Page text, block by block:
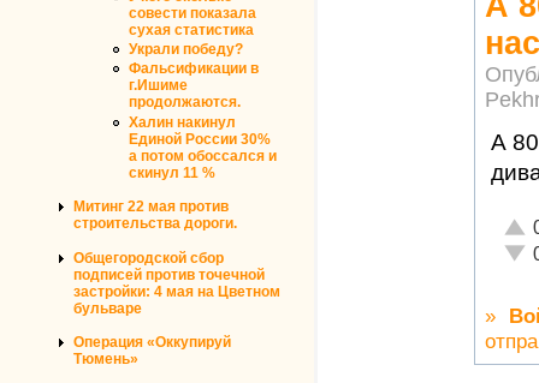
совести показала
сухая статистика
Украли победу?
Фальсификации в
г.Ишиме
продолжаются.
Халин накинул
Единой России 30%
а потом обоссался и
скинул 11 %
Митинг 22 мая против
строительства дороги.
Общегородской сбор
подписей против точечной
застройки: 4 мая на Цветном
бульваре
Операция «Оккупируй
Тюмень»
А
»